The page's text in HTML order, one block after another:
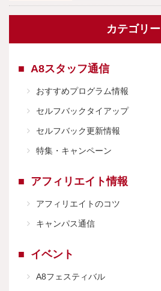
カテゴリー
A8スタッフ通信
おすすめプログラム情報
セルフバックタイアップ
セルフバック更新情報
特集・キャンペーン
アフィリエイト情報
アフィリエイトのコツ
キャンパス通信
イベント
A8フェスティバル